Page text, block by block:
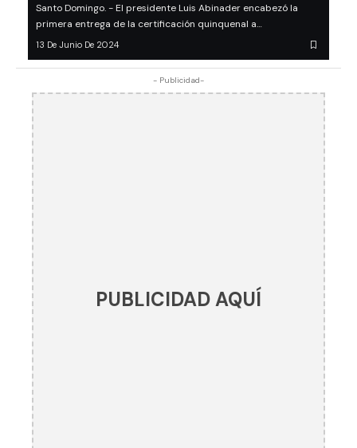
Santo Domingo. - El presidente Luis Abinader encabezó la
primera entrega de la certificación quinquenal a…
13 De Junio De 2024
- Publicidad-
PUBLICIDAD AQUÍ